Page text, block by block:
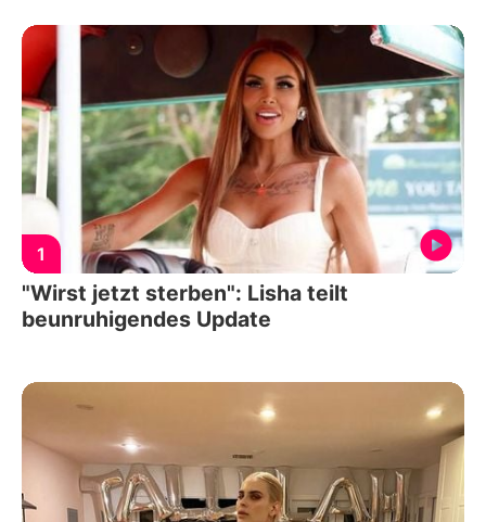
1
"Wirst jetzt sterben": Lisha teilt
beunruhigendes Update